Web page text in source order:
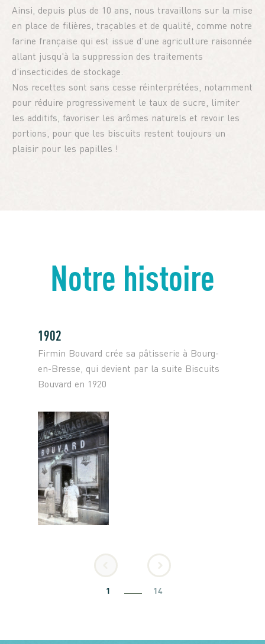
Ainsi, depuis plus de 10 ans, nous travaillons sur la mise
en place de filières, traçables et de qualité, comme notre
farine française qui est issue d'une agriculture raisonnée
allant jusqu'à la suppression des traitements
d'insecticides de stockage.
Nos recettes sont sans cesse réinterprétées, notamment
pour réduire progressivement le taux de sucre, limiter
les additifs, favoriser les arômes naturels et revoir les
portions, pour que les biscuits restent toujours un
plaisir pour les papilles !
Notre histoire
1902
Firmin Bouvard crée sa pâtisserie à Bourg-
en-Bresse, qui devient par la suite Biscuits
Bouvard en 1920
1 14